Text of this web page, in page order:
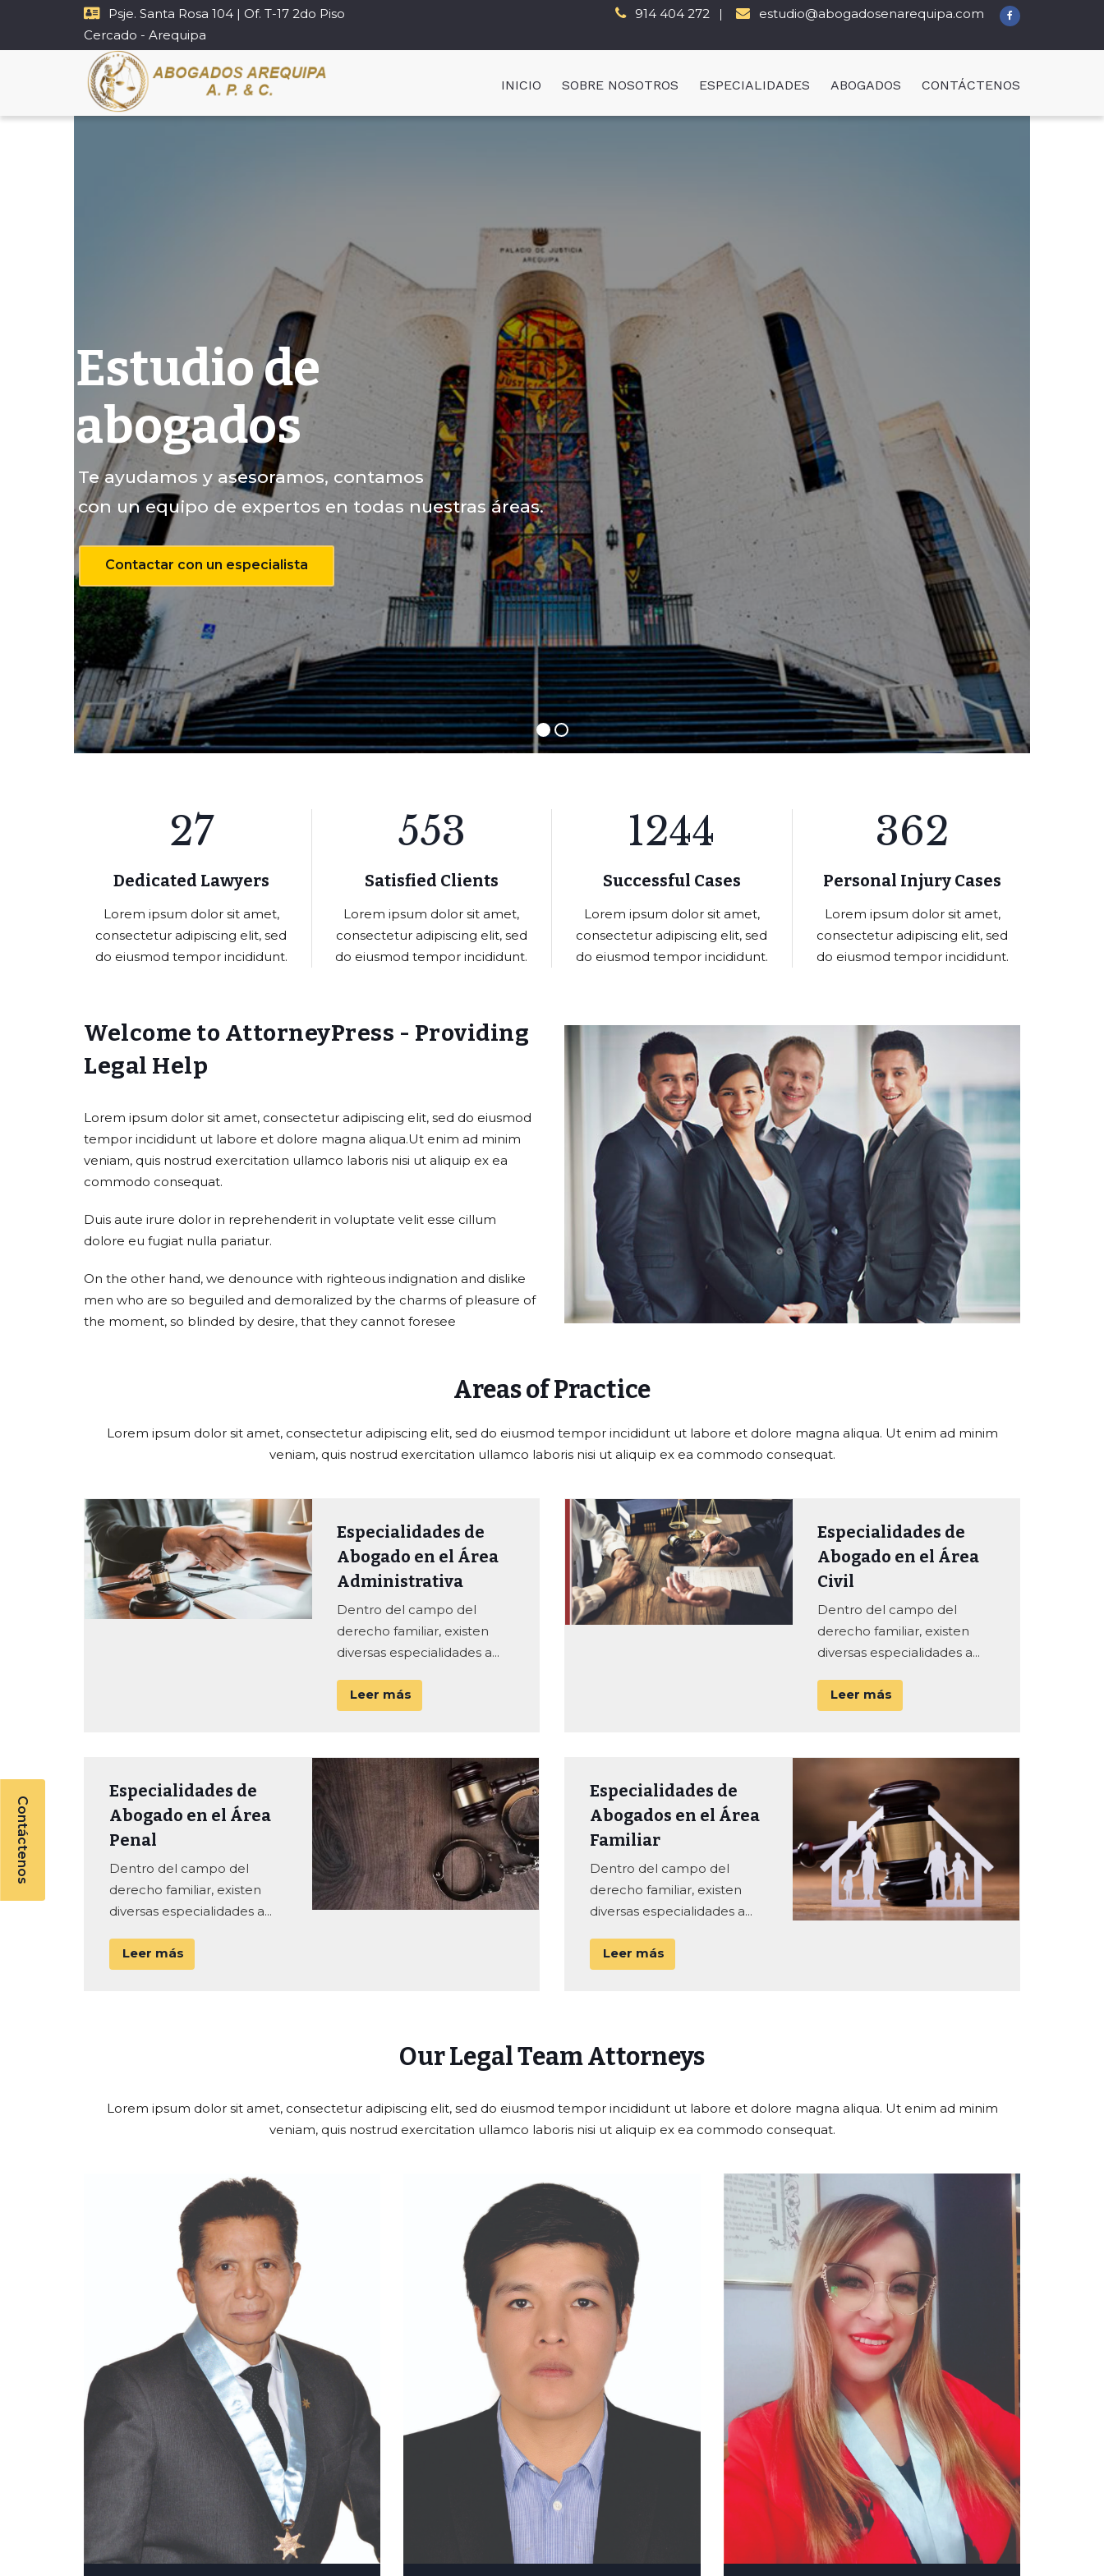
Psje. Santa Rosa 104 | Of. T-17 2do Piso
Cercado - Arequipa
914 404 272 estudio@abogadosenarequipa.com
INICIO SOBRE NOSOTROS ESPECIALIDADES ABOGADOS CONTÁCTENOS
Estudio de
abogados
Te ayudamos y asesoramos, contamos
con un equipo de expertos en todas nuestras áreas.
Contactar con un especialista
27
Dedicated Lawyers
Lorem ipsum dolor sit amet,
consectetur adipiscing elit, sed
do eiusmod tempor incididunt.
553
Satisfied Clients
Lorem ipsum dolor sit amet,
consectetur adipiscing elit, sed
do eiusmod tempor incididunt.
1244
Successful Cases
Lorem ipsum dolor sit amet,
consectetur adipiscing elit, sed
do eiusmod tempor incididunt.
362
Personal Injury Cases
Lorem ipsum dolor sit amet,
consectetur adipiscing elit, sed
do eiusmod tempor incididunt.
Welcome to AttorneyPress - Providing
Legal Help
Lorem ipsum dolor sit amet, consectetur adipiscing elit, sed do eiusmod
tempor incididunt ut labore et dolore magna aliqua.Ut enim ad minim
veniam, quis nostrud exercitation ullamco laboris nisi ut aliquip ex ea
commodo consequat.
Duis aute irure dolor in reprehenderit in voluptate velit esse cillum
dolore eu fugiat nulla pariatur.
On the other hand, we denounce with righteous indignation and dislike
men who are so beguiled and demoralized by the charms of pleasure of
the moment, so blinded by desire, that they cannot foresee
Areas of Practice
Lorem ipsum dolor sit amet, consectetur adipiscing elit, sed do eiusmod tempor incididunt ut labore et dolore magna aliqua. Ut enim ad minim
veniam, quis nostrud exercitation ullamco laboris nisi ut aliquip ex ea commodo consequat.
Especialidades de
Abogado en el Área
Administrativa
Dentro del campo del
derecho familiar, existen
diversas especialidades a...
Leer más
Especialidades de
Abogado en el Área
Civil
Dentro del campo del
derecho familiar, existen
diversas especialidades a...
Leer más
Especialidades de
Abogado en el Área
Penal
Dentro del campo del
derecho familiar, existen
diversas especialidades a...
Leer más
Especialidades de
Abogados en el Área
Familiar
Dentro del campo del
derecho familiar, existen
diversas especialidades a...
Leer más
Our Legal Team Attorneys
Lorem ipsum dolor sit amet, consectetur adipiscing elit, sed do eiusmod tempor incididunt ut labore et dolore magna aliqua. Ut enim ad minim
veniam, quis nostrud exercitation ullamco laboris nisi ut aliquip ex ea commodo consequat.
Contáctenos